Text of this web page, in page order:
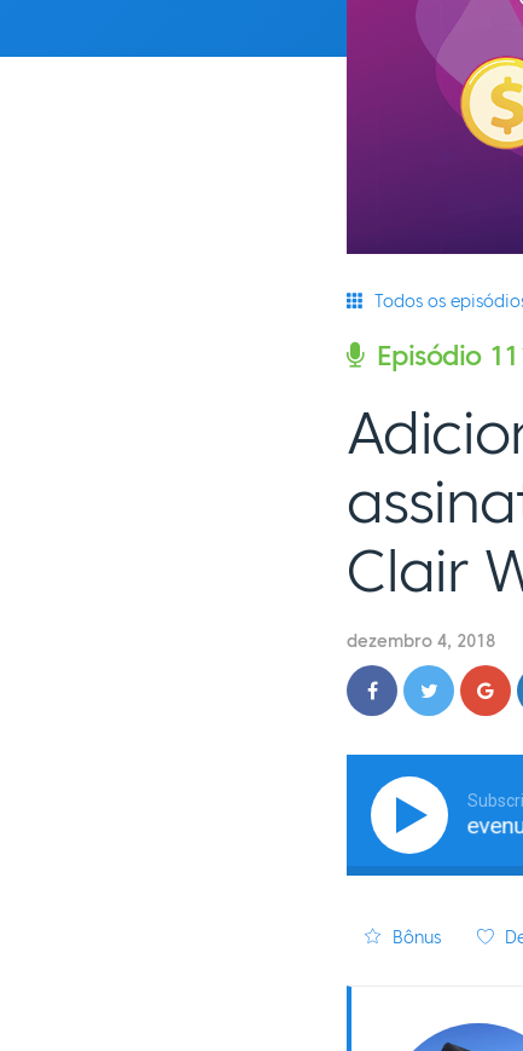
Todos os
Episódio
Clair
dezembro 4, 2018
Add A Subscription Revenue
Bônus